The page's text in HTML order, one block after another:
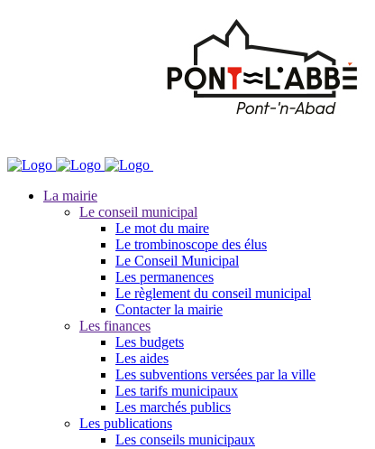
La mairie
Le conseil municipal
Le mot du maire
Le trombinoscope des élus
Le Conseil Municipal
Les permanences
Le règlement du conseil municipal
Contacter la mairie
Les finances
Les budgets
Les aides
Les subventions versées par la ville
Les tarifs municipaux
Les marchés publics
Les publications
Les conseils municipaux